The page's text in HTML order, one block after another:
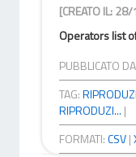
[CREATO IL:
Operators list
PUBBLICATO
TAG:
RIPRODUZI... |
FORMATI:CSV|